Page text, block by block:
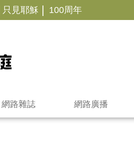
只見耶穌 | 100周年
網路雜誌 網路廣播